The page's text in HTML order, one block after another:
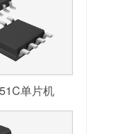
单片机